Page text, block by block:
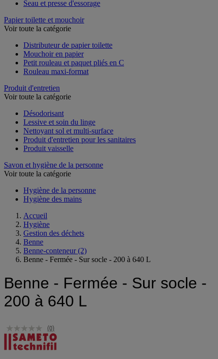
Seau et presse d'essorage
Papier toilette et mouchoir
Voir toute la catégorie
Distributeur de papier toilette
Mouchoir en papier
Petit rouleau et paquet pliés en C
Rouleau maxi-format
Produit d'entretien
Voir toute la catégorie
Désodorisant
Lessive et soin du linge
Nettoyant sol et multi-surface
Produit d'entretien pour les sanitaires
Produit vaisselle
Savon et hygiène de la personne
Voir toute la catégorie
Hygiène de la personne
Hygiène des mains
Accueil
Hygiène
Gestion des déchets
Benne
Benne-conteneur (2)
Benne - Fermée - Sur socle - 200 à 640 L
Benne - Fermée - Sur socle -
200 à 640 L
(0)